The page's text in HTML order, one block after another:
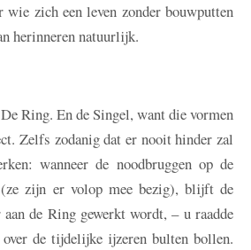
wie zich een leven zonder bouwputten
herinneren natuurlijk.
Ring. En de Singel, want die vormen
Zelfs zodanig dat er nooit hinder zal
wanneer de noodbruggen op de
zijn er volop mee bezig), blijft de
de Ring gewerkt wordt, – u raadde
de tijdelijke ijzeren bulten bollen.